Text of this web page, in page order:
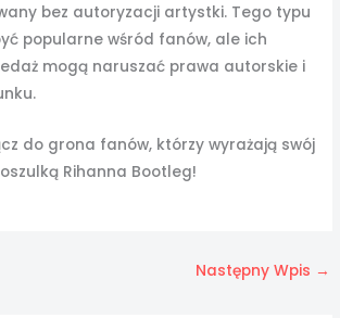
bez autoryzacji artystki. Tego typu
popularne wśród fanów, ale ich
mogą naruszać prawa autorskie i
do grona fanów, którzy wyrażają swój
Rihanna Bootleg!
Następny Wpis →